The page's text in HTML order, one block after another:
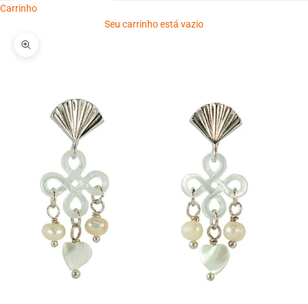
Carrinho
Seu carrinho está vazio
Zoom na imagem